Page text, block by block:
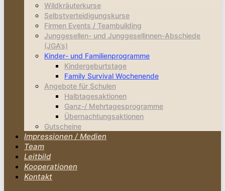
Wildkräuterkurse
Selbstverteidigungskurse
Firmen Events / Teambuilding
Junggesellen- und Junggesellinnen-Abschiede
(JGA’s)
Kinder- und Familienprogramme
Kindergeburtstage
Family Survival Wochenende
Angebote für Schulen
Halbtagesaktionen
Ganz-/ Mehrtagesprogramme
Übernachtungsaktionen
Gutscheine
Impressionen / Medien
Team
Leitbild
Kooperationen
Kontakt